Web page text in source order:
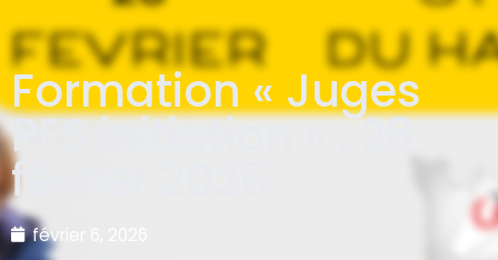
Formation « Juges
PFS initiation » : 28
février 2026
février 6, 2026